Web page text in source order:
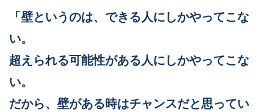
「壁というのは、できる人にしかやってこな
い。
超えられる可能性がある人にしかやってこな
い。
だから、壁がある時はチャンスだと思ってい